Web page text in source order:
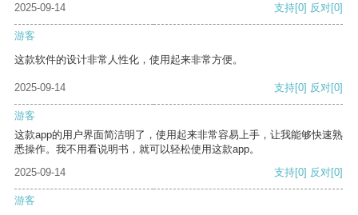
2025-09-14 支持[0] 反对[0]
游客
这款软件的设计非常人性化，使用起来非常方便。
2025-09-14 支持[0] 反对[0]
游客
这款app的用户界面简洁明了，使用起来非常容易上手，让我能够快速熟
悉操作。我不用看说明书，就可以轻松使用这款app。
2025-09-14
支持[0] 反对[0]
游客